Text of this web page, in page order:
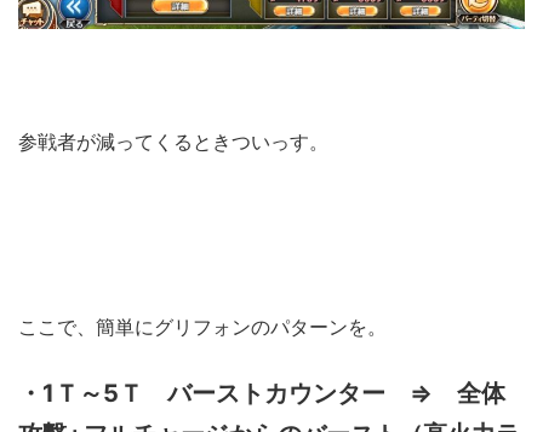
参戦者が減ってくるときついっす。
ここで、簡単にグリフォンのパターンを。
・1Ｔ～5Ｔ バーストカウンター ⇒ 全体